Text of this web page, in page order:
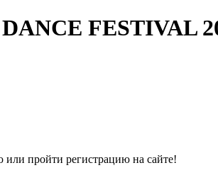
FESTIVAL
или пройти регистрацию на сайте!